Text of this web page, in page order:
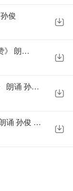
俊
山林子自然智慧诗《道德老人人民赞》 朗诵 孙俊
山林子自然智慧诗《重阳登高畅想》 朗诵 孙俊 [高质量]
山林子自然智慧诗《自在道德人》 朗诵 孙俊 [高质量]